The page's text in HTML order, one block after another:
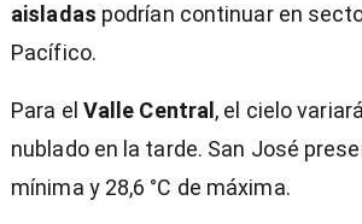
aisladas podrían continuar en
Pacífico.
Para el Valle Central , el cielo
nublado en la tarde. San José
mínima y 28,6 °C de máxima.